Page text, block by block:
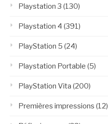
Playstation 3 (130)
Playstation 4 (391)
PlayStation 5 (24)
Playstation Portable (5)
PlayStation Vita (200)
Premières impressions (12)